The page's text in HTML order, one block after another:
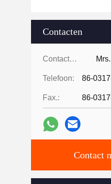
Contacten
Contacten:
Telefoon: 86-
Fax.: 86-
Contact